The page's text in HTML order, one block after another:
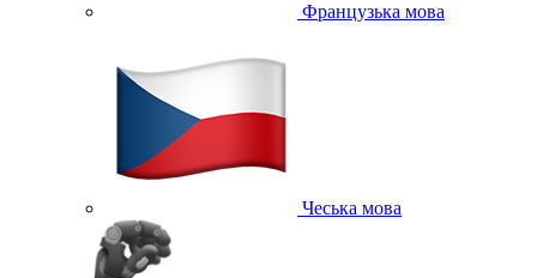
Французька мова
Чеська мова